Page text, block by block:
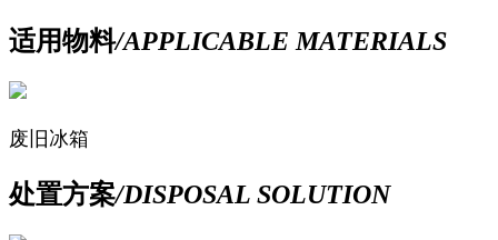
适用物料/APPLICABLE MATERIALS
废旧冰箱
处置方案/DISPOSAL SOLUTION